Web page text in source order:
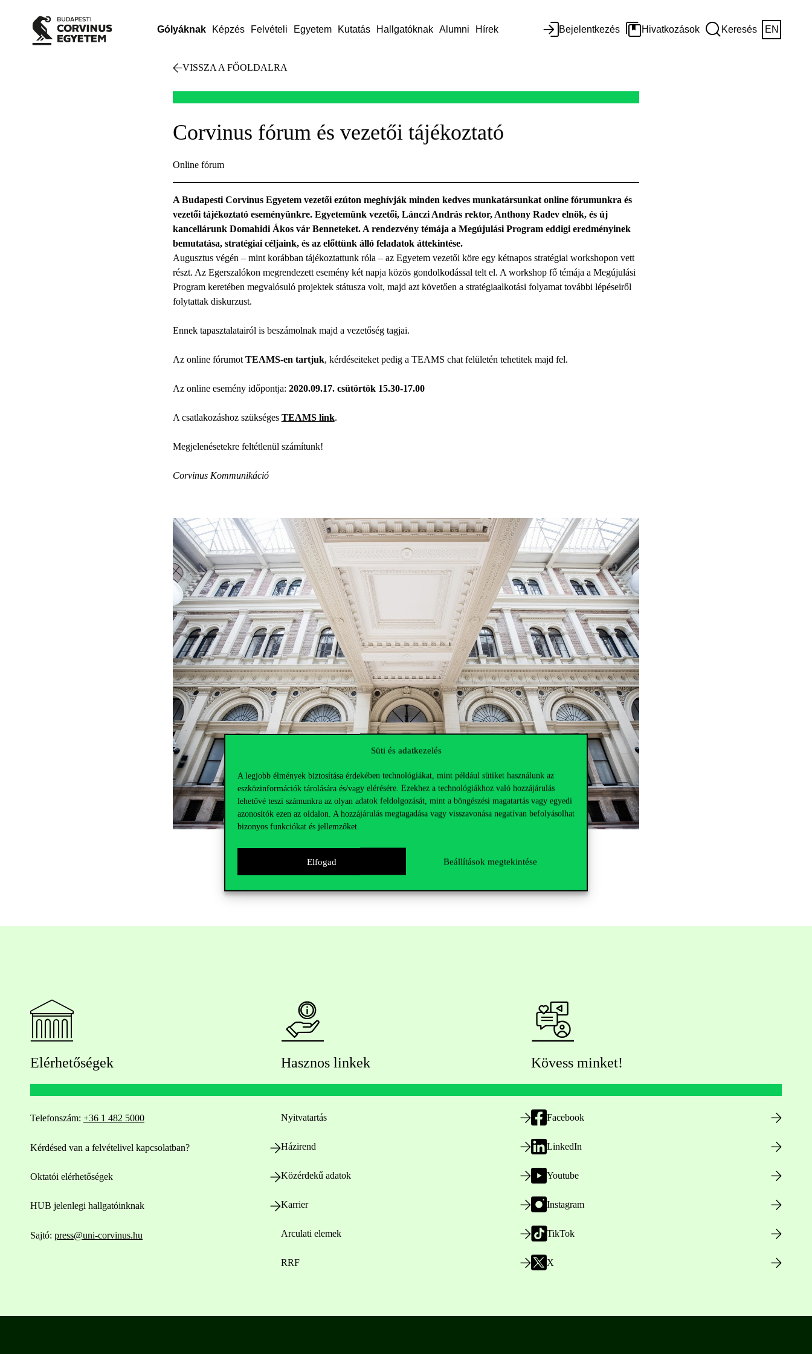
Süti és adatkezelés
A legjobb élmények biztosítása érdekében technológiákat, mint például sütiket használunk az
eszközinformációk tárolására és/vagy elérésére. Ezekhez a technológiákhoz való hozzájárulás
lehetővé teszi számunkra az olyan adatok feldolgozását, mint a böngészési magatartás vagy egyedi
azonosítók ezen az oldalon. A hozzájárulás megtagadása vagy visszavonása negatívan befolyásolhat
bizonyos funkciókat és jellemzőket.
Elfogad Beállítások megtekintése
Gólyáknak Képzés Felvételi Egyetem Kutatás Hallgatóknak Alumni Hírek Bejelentkezés Hivatkozások Keresés EN
VISSZA A FŐOLDALRA
Corvinus fórum és vezetői tájékoztató
Online fórum
A Budapesti Corvinus Egyetem vezetői ezúton meghívják minden kedves munkatársunkat online fórumunkra és
vezetői tájékoztató eseményünkre. Egyetemünk vezetői, Lánczi András rektor, Anthony Radev elnök, és új
kancellárunk Domahidi Ákos vár Benneteket. A rendezvény témája a Megújulási Program eddigi eredményinek
bemutatása, stratégiai céljaink, és az előttünk álló feladatok áttekintése.
Augusztus végén – mint korábban tájékoztattunk róla – az Egyetem vezetői köre egy kétnapos stratégiai workshopon vett
részt. Az Egerszalókon megrendezett esemény két napja közös gondolkodással telt el. A workshop fő témája a Megújulási
Program keretében megvalósuló projektek státusza volt, majd azt követően a stratégiaalkotási folyamat további lépéseiről
folytattak diskurzust.
Ennek tapasztalatairól is beszámolnak majd a vezetőség tagjai.
Az online fórumot TEAMS-en tartjuk, kérdéseiteket pedig a TEAMS chat felületén tehetitek majd fel.
Az online esemény időpontja: 2020.09.17. csütörtök 15.30-17.00
A csatlakozáshoz szükséges TEAMS link.
Megjelenésetekre feltétlenül számítunk!
Corvinus Kommunikáció
Elérhetőségek
Telefonszám: +36 1 482 5000
Kérdésed van a felvételivel kapcsolatban?
Oktatói elérhetőségek
HUB jelenlegi hallgatóinknak
Sajtó: press@uni-corvinus.hu
Hasznos linkek
Nyitvatartás
Házirend
Közérdekű adatok
Karrier
Arculati elemek
RRF
Kövess minket!
Facebook
LinkedIn
Youtube
Instagram
TikTok
X